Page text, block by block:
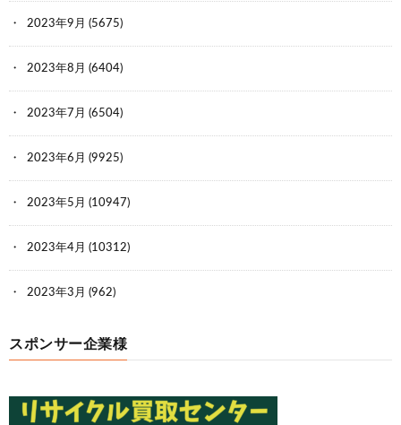
2023年9月 (5675)
2023年8月 (6404)
2023年7月 (6504)
2023年6月 (9925)
2023年5月 (10947)
2023年4月 (10312)
2023年3月 (962)
スポンサー企業様